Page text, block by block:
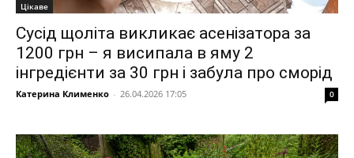
Цікаве
Сусід щоліта викликає асенізатора за
1200 грн – я висипала в яму 2
інгредієнти за 30 грн і забула про сморід
Катерина Клименко - 26.04.2026 17:05 0